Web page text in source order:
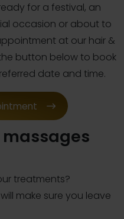
for a festival, an
occasion or about to
at our hair &
button below to book
date and time.
treatments?
make sure you leave